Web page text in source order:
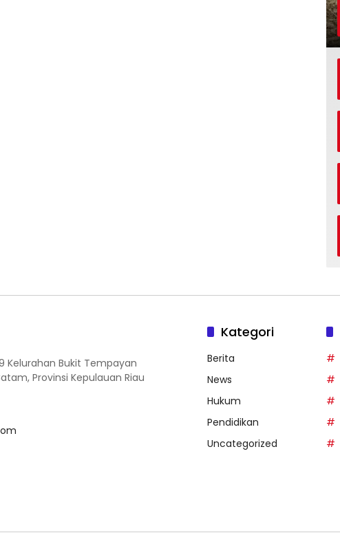
Kelurahan Bukit Tempayan
Provinsi Kepulauan Riau
Kategori
Berita
News
Hukum
Pendidikan
Uncategorized